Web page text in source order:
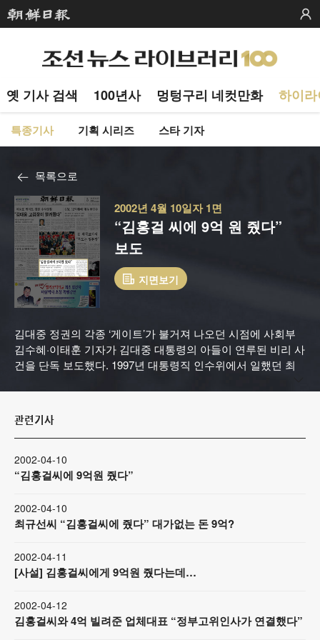
옛 기사 검색 100년사 멍텅구리 네컷만화 하이
특종기사 기획 시리즈 스타 기자
목록으로
2002년 4월 10일자 1면
“김홍걸 씨에 9억 원 줬다”
보도
지면보기
김대중 정권의 각종 ‘게이트’가 불거져 나오던 시점에 사회부
김수혜·이태훈 기자가 김대중 대통령의 아들이 연루된 비리 사
건을 단독 보도했다. 1997년 대통령직 인수위에서 일했던 최
차례에 걸쳐 9억 원을 준 사실을 보도했고, 이후 김홍걸의 구속
으로 이어졌다.
관련기사
2002-04-10
“김홍걸씨에 9억원 줬다”
2002-04-10
최규선씨 “김홍걸씨에 줬다” 대가없는 돈 9억?
2002-04-11
[사설] 김홍걸씨에게 9억원 줬다는데…
2002-04-12
김홍걸씨와 4억 빌려준 업체대표 “정부고위인사가 연결했다”